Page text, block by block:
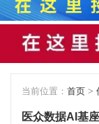
当前位置： 首页 >
医众数据AI基